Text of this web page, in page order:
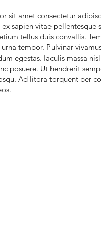
sit amet consectetur
sapien vitae pellentesque
tellus duis convallis.
tempor. Pulvinar
egestas. Iaculis massa
posuere. Ut hendrerit
Ad litora torquent per